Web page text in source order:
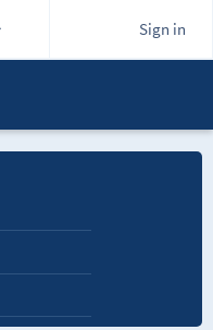
Sign in